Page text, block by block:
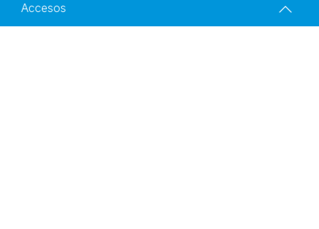
Accesos
. La revisión de la oferta de grado y posgrado permitió